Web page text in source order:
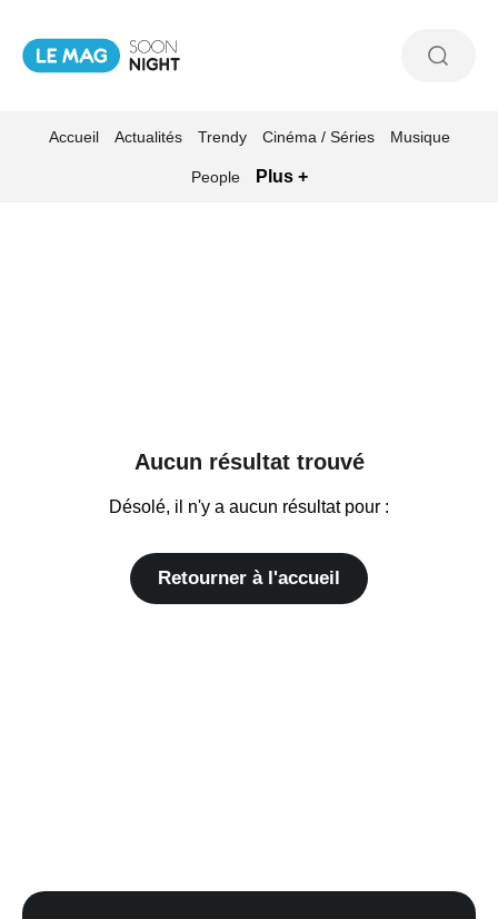
Accueil Actualités Trendy Cinéma / Séries Musique
People Plus +
Aucun résultat trouvé
Désolé, il n'y a aucun résultat pour :
Retourner à l'accueil